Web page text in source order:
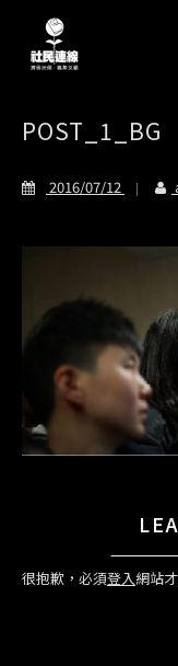
POST_1_BG
2016/07/12
很抱歉，必須登入網站